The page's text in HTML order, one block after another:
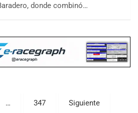
donde combinó…
… 347 Siguiente
6